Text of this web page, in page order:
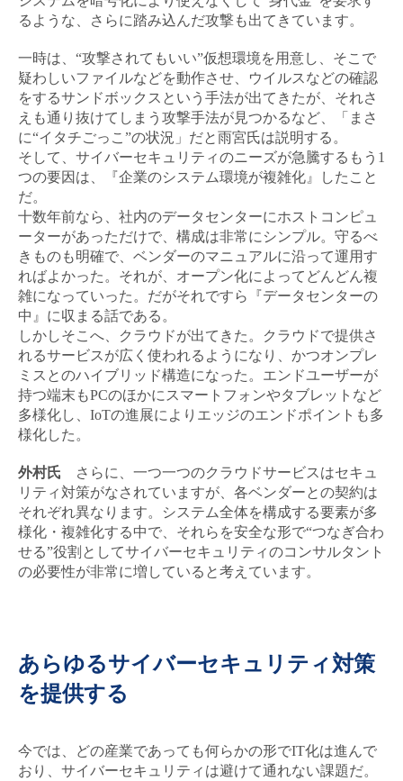
るような、さらに踏み込んだ攻撃も出てきています。
一時は、“攻撃されてもいい”仮想環境を用意し、そこで
疑わしいファイルなどを動作させ、ウイルスなどの確認
をするサンドボックスという手法が出てきたが、それさ
えも通り抜けてしまう攻撃手法が見つかるなど、「まさ
に“イタチごっこ”の状況」だと雨宮氏は説明する。
そして、サイバーセキュリティのニーズが急騰するもう1
つの要因は、『企業のシステム環境が複雑化』したこと
だ。
十数年前なら、社内のデータセンターにホストコンピュ
ーターがあっただけで、構成は非常にシンプル。守るべ
きものも明確で、ベンダーのマニュアルに沿って運用す
ればよかった。それが、オープン化によってどんどん複
雑になっていった。だがそれですら『データセンターの
中』に収まる話である。
しかしそこへ、クラウドが出てきた。クラウドで提供さ
れるサービスが広く使われるようになり、かつオンプレ
ミスとのハイブリッド構造になった。エンドユーザーが
持つ端末もPCのほかにスマートフォンやタブレットなど
多様化し、IoTの進展によりエッジのエンドポイントも多
様化した。
外村氏
さらに、一つ一つのクラウドサービスはセキュ
リティ対策がなされていますが、各ベンダーとの契約は
それぞれ異なります。システム全体を構成する要素が多
様化・複雑化する中で、それらを安全な形で“つなぎ合わ
せる”役割としてサイバーセキュリティのコンサルタント
の必要性が非常に増していると考えています。
あらゆるサイバーセキュリティ対策
を提供する
今では、どの産業であっても何らかの形でIT化は進んで
おり、サイバーセキュリティは避けて通れない課題だ。